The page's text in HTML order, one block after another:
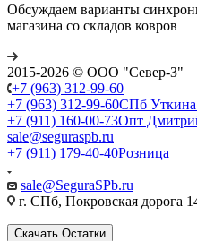
Обсуждаем варианты
магазина со складов ковров
2015-2026 © ООО "Север-З"
+7 (963) 312-99-60
+7 (963) 312-99-60СПб Уткина
+7 (911) 160-00-73Опт
sale@seguraspb.ru
+7 (911) 179-40-40Розница
sale@SeguraSPb.ru
г. СПб, Покровская дорога
Скачать Остатки